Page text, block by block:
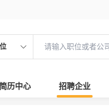
历中心 招聘企业